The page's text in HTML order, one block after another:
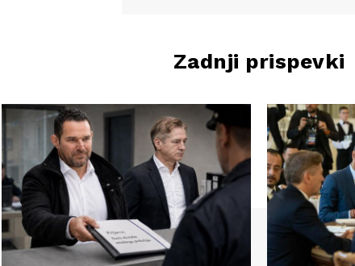
Zadnji prispevki